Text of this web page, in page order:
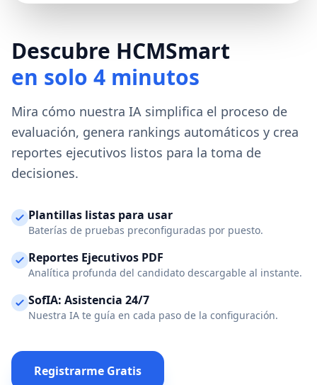
Descubre HCMSmart
en solo 4 minutos
Mira cómo nuestra IA simplifica el proceso de
evaluación, genera rankings automáticos y crea
reportes ejecutivos listos para la toma de
decisiones.
Plantillas listas para usar
Baterías de pruebas preconfiguradas por puesto.
Reportes Ejecutivos PDF
Analítica profunda del candidato descargable al instante.
SofIA: Asistencia 24/7
Nuestra IA te guía en cada paso de la configuración.
Registrarme Gratis